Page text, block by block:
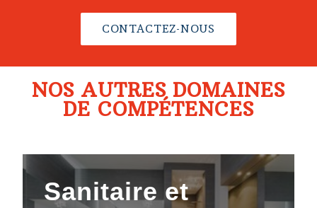
CONTACTEZ-NOUS
NOS AUTRES DOMAINES
DE COMPÉTENCES
Sanitaire et